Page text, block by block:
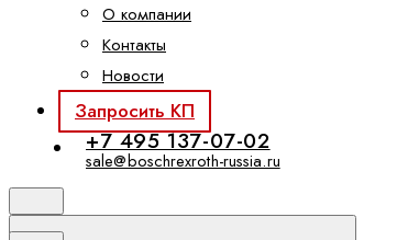
О компании
Контакты
Новости
Запросить КП
+7 495 137-07-02
sale@boschrexroth-russia.ru